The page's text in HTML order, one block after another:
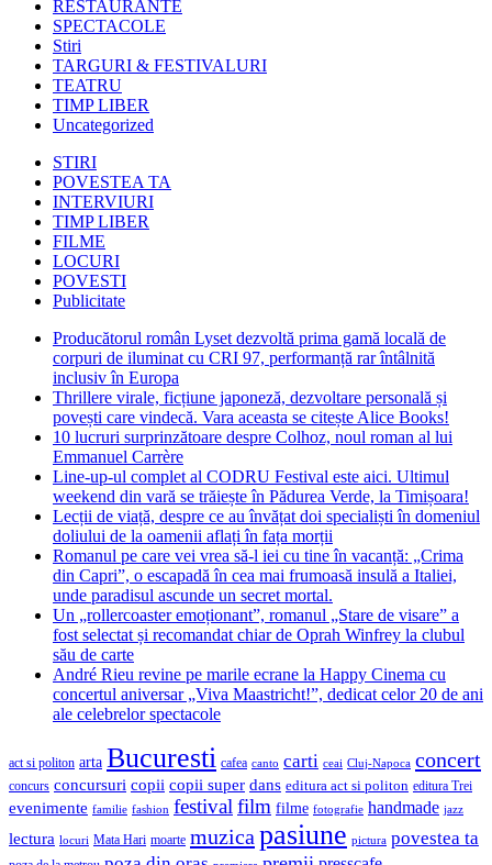
RESTAURANTE
SPECTACOLE
Stiri
TARGURI & FESTIVALURI
TEATRU
TIMP LIBER
Uncategorized
STIRI
POVESTEA TA
INTERVIURI
TIMP LIBER
FILME
LOCURI
POVESTI
Publicitate
Producătorul român Lyset dezvoltă prima gamă locală de
corpuri de iluminat cu CRI 97, performanță rar întâlnită
inclusiv în Europa
Thrillere virale, ficțiune japoneză, dezvoltare personală și
povești care vindecă. Vara aceasta se citește Alice Books!
10 lucruri surprinzătoare despre Colhoz, noul roman al lui
Emmanuel Carrère
Line-up-ul complet al CODRU Festival este aici. Ultimul
weekend din vară se trăiește în Pădurea Verde, la Timișoara!
Lecții de viață, despre ce au învățat doi specialiști în domeniul
doliului de la oamenii aflați în fața morții
Romanul pe care vei vrea să-l iei cu tine în vacanță: „Crima
din Capri”, o escapadă în cea mai frumoasă insulă a Italiei,
unde paradisul ascunde un secret mortal.
Un „rollercoaster emoționant”, romanul „Stare de visare” a
fost selectat și recomandat chiar de Oprah Winfrey la clubul
său de carte
André Rieu revine pe marile ecrane la Happy Cinema cu
concertul aniversar „Viva Maastricht!”, dedicat celor 20 de ani
ale celebrelor spectacole
act si politon arta Bucuresti cafea canto carti ceai Cluj-Napoca concert
concurs concursuri copii copii super dans editura act si politon editura Trei
evenimente familie fashion festival film filme fotografie handmade jazz
lectura locuri Mata Hari moarte muzica pasiune pictura povestea ta